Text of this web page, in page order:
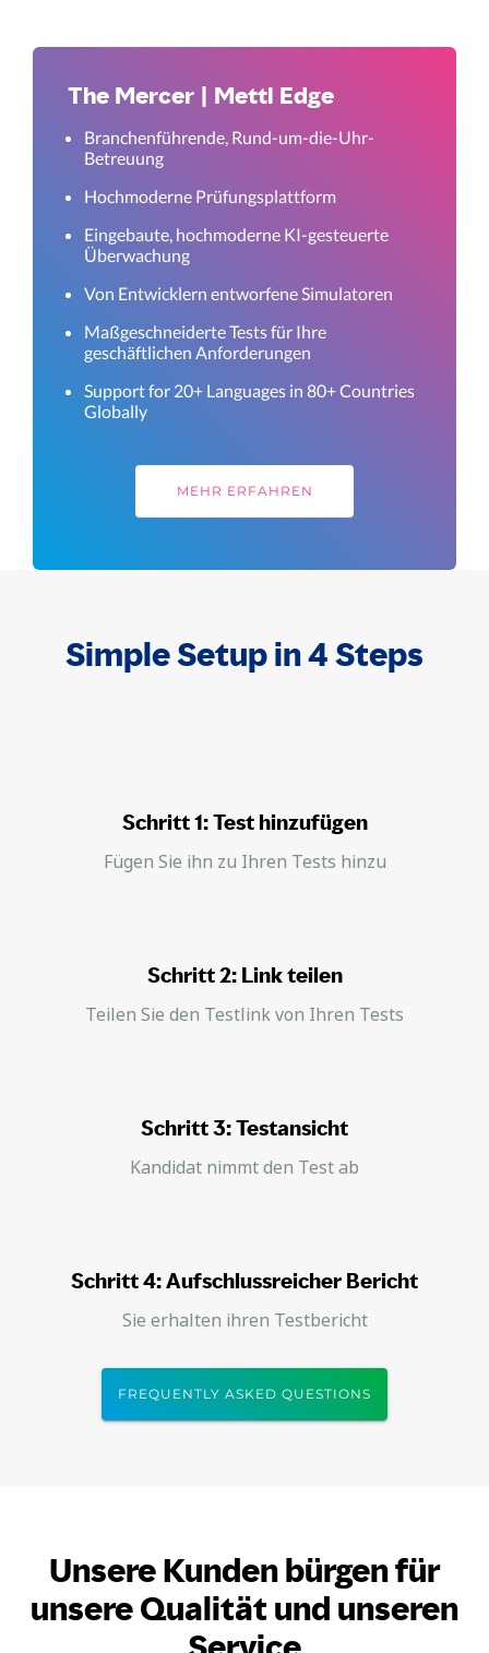
The Mercer | Mettl Edge
Branchenführende, Rund-um-die-Uhr-
Betreuung
Hochmoderne Prüfungsplattform
Eingebaute, hochmoderne KI-gesteuerte
Überwachung
Von Entwicklern entworfene Simulatoren
Maßgeschneiderte Tests für Ihre
geschäftlichen Anforderungen
Support for 20+ Languages in 80+ Countries
Globally
MEHR ERFAHREN
Simple Setup in 4 Steps
Schritt 1: Test hinzufügen
Fügen Sie ihn zu Ihren Tests hinzu
Schritt 2: Link teilen
Teilen Sie den Testlink von Ihren Tests
Schritt 3: Testansicht
Kandidat nimmt den Test ab
Schritt 4: Aufschlussreicher Bericht
Sie erhalten ihren Testbericht
FREQUENTLY ASKED QUESTIONS
Unsere Kunden bürgen für
unsere Qualität und unseren